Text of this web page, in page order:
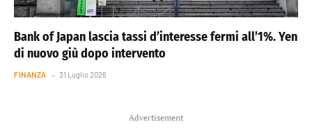
Bank of Japan lascia tassi d’interesse fermi all’1%. Yen
di nuovo giù dopo intervento
FINANZA 31 Luglio 2026
Advertisement